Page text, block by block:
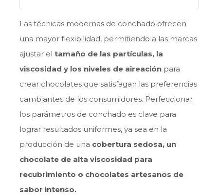
Las técnicas modernas de conchado ofrecen
una mayor flexibilidad, permitiendo a las marcas
ajustar el tamaño de las partículas, la
viscosidad y los niveles de aireación para
crear chocolates que satisfagan las preferencias
cambiantes de los consumidores. Perfeccionar
los parámetros de conchado es clave para
lograr resultados uniformes, ya sea en la
producción de una cobertura sedosa, un
chocolate de alta viscosidad para
recubrimiento o chocolates artesanos de
sabor intenso.